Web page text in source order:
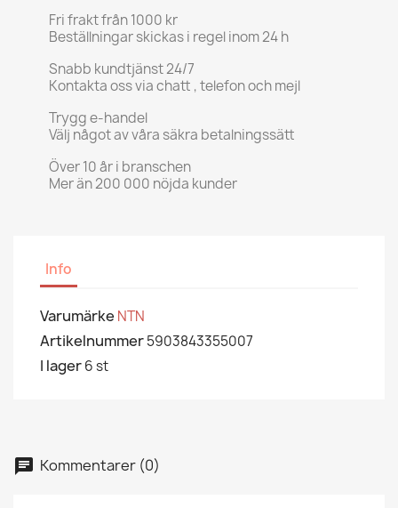
Fri frakt från 1000 kr
Beställningar skickas i regel inom 24 h
Snabb kundtjänst 24/7
Kontakta oss via chatt , telefon och mejl
Trygg e-handel
Välj något av våra säkra betalningssätt
Över 10 år i branschen
Mer än 200 000 nöjda kunder
Info
Varumärke NTN
Artikelnummer5903843355007
I lager6 st
Kommentarer (0)